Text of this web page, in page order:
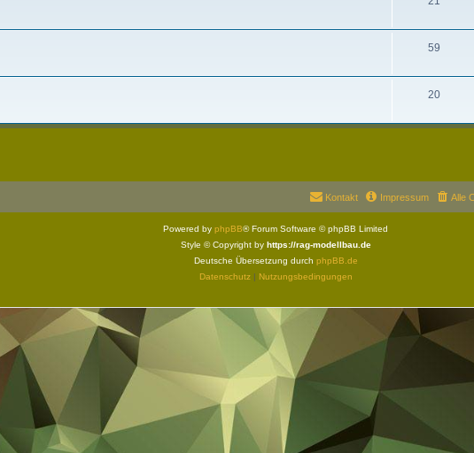
59
20
Alle
Impressum
Kontakt
Powered by phpBB® Forum Software © phpBB Limited
Style © Copyright by https://rag-modellbau.de
Deutsche Übersetzung durch phpBB.de
Datenschutz| Nutzungsbedingungen